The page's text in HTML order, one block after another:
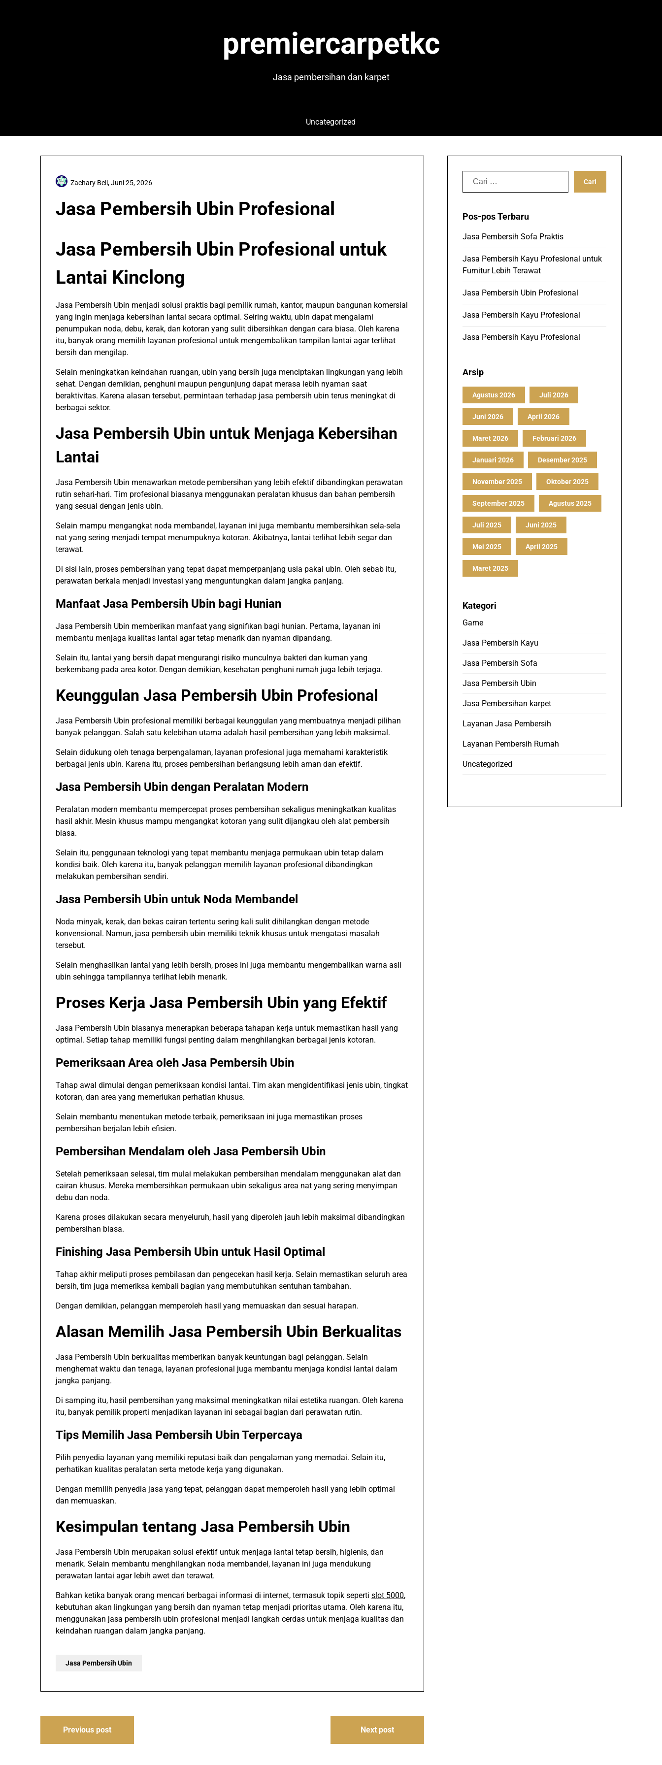
premiercarpetkc
Jasa pembersihan dan karpet
Uncategorized
Jasa Pembersih Ubin Profesional
Zachary Bell,Juni 25, 2026
Jasa Pembersih Ubin Profesional untuk
Lantai Kinclong
Jasa Pembersih Ubin menjadi solusi praktis bagi pemilik rumah, kantor, maupun bangunan komersial
yang ingin menjaga kebersihan lantai secara optimal. Seiring waktu, ubin dapat mengalami
penumpukan noda, debu, kerak, dan kotoran yang sulit dibersihkan dengan cara biasa. Oleh karena
itu, banyak orang memilih layanan profesional untuk mengembalikan tampilan lantai agar terlihat
bersih dan mengilap.
Selain meningkatkan keindahan ruangan, ubin yang bersih juga menciptakan lingkungan yang lebih
sehat. Dengan demikian, penghuni maupun pengunjung dapat merasa lebih nyaman saat
beraktivitas. Karena alasan tersebut, permintaan terhadap jasa pembersih ubin terus meningkat di
berbagai sektor.
Jasa Pembersih Ubin untuk Menjaga Kebersihan
Lantai
Jasa Pembersih Ubin menawarkan metode pembersihan yang lebih efektif dibandingkan perawatan
rutin sehari-hari. Tim profesional biasanya menggunakan peralatan khusus dan bahan pembersih
yang sesuai dengan jenis ubin.
Selain mampu mengangkat noda membandel, layanan ini juga membantu membersihkan sela-sela
nat yang sering menjadi tempat menumpuknya kotoran. Akibatnya, lantai terlihat lebih segar dan
terawat.
Di sisi lain, proses pembersihan yang tepat dapat memperpanjang usia pakai ubin. Oleh sebab itu,
perawatan berkala menjadi investasi yang menguntungkan dalam jangka panjang.
Manfaat Jasa Pembersih Ubin bagi Hunian
Jasa Pembersih Ubin memberikan manfaat yang signifikan bagi hunian. Pertama, layanan ini
membantu menjaga kualitas lantai agar tetap menarik dan nyaman dipandang.
Selain itu, lantai yang bersih dapat mengurangi risiko munculnya bakteri dan kuman yang
berkembang pada area kotor. Dengan demikian, kesehatan penghuni rumah juga lebih terjaga.
Keunggulan Jasa Pembersih Ubin Profesional
Jasa Pembersih Ubin profesional memiliki berbagai keunggulan yang membuatnya menjadi pilihan
banyak pelanggan. Salah satu kelebihan utama adalah hasil pembersihan yang lebih maksimal.
Selain didukung oleh tenaga berpengalaman, layanan profesional juga memahami karakteristik
berbagai jenis ubin. Karena itu, proses pembersihan berlangsung lebih aman dan efektif.
Jasa Pembersih Ubin dengan Peralatan Modern
Peralatan modern membantu mempercepat proses pembersihan sekaligus meningkatkan kualitas
hasil akhir. Mesin khusus mampu mengangkat kotoran yang sulit dijangkau oleh alat pembersih
biasa.
Selain itu, penggunaan teknologi yang tepat membantu menjaga permukaan ubin tetap dalam
kondisi baik. Oleh karena itu, banyak pelanggan memilih layanan profesional dibandingkan
melakukan pembersihan sendiri.
Jasa Pembersih Ubin untuk Noda Membandel
Noda minyak, kerak, dan bekas cairan tertentu sering kali sulit dihilangkan dengan metode
konvensional. Namun, jasa pembersih ubin memiliki teknik khusus untuk mengatasi masalah
tersebut.
Selain menghasilkan lantai yang lebih bersih, proses ini juga membantu mengembalikan warna asli
ubin sehingga tampilannya terlihat lebih menarik.
Proses Kerja Jasa Pembersih Ubin yang Efektif
Jasa Pembersih Ubin biasanya menerapkan beberapa tahapan kerja untuk memastikan hasil yang
optimal. Setiap tahap memiliki fungsi penting dalam menghilangkan berbagai jenis kotoran.
Pemeriksaan Area oleh Jasa Pembersih Ubin
Tahap awal dimulai dengan pemeriksaan kondisi lantai. Tim akan mengidentifikasi jenis ubin, tingkat
kotoran, dan area yang memerlukan perhatian khusus.
Selain membantu menentukan metode terbaik, pemeriksaan ini juga memastikan proses
pembersihan berjalan lebih efisien.
Pembersihan Mendalam oleh Jasa Pembersih Ubin
Setelah pemeriksaan selesai, tim mulai melakukan pembersihan mendalam menggunakan alat dan
cairan khusus. Mereka membersihkan permukaan ubin sekaligus area nat yang sering menyimpan
debu dan noda.
Karena proses dilakukan secara menyeluruh, hasil yang diperoleh jauh lebih maksimal dibandingkan
pembersihan biasa.
Finishing Jasa Pembersih Ubin untuk Hasil Optimal
Tahap akhir meliputi proses pembilasan dan pengecekan hasil kerja. Selain memastikan seluruh area
bersih, tim juga memeriksa kembali bagian yang membutuhkan sentuhan tambahan.
Dengan demikian, pelanggan memperoleh hasil yang memuaskan dan sesuai harapan.
Alasan Memilih Jasa Pembersih Ubin Berkualitas
Jasa Pembersih Ubin berkualitas memberikan banyak keuntungan bagi pelanggan. Selain
menghemat waktu dan tenaga, layanan profesional juga membantu menjaga kondisi lantai dalam
jangka panjang.
Di samping itu, hasil pembersihan yang maksimal meningkatkan nilai estetika ruangan. Oleh karena
itu, banyak pemilik properti menjadikan layanan ini sebagai bagian dari perawatan rutin.
Tips Memilih Jasa Pembersih Ubin Terpercaya
Pilih penyedia layanan yang memiliki reputasi baik dan pengalaman yang memadai. Selain itu,
perhatikan kualitas peralatan serta metode kerja yang digunakan.
Dengan memilih penyedia jasa yang tepat, pelanggan dapat memperoleh hasil yang lebih optimal
dan memuaskan.
Kesimpulan tentang Jasa Pembersih Ubin
Jasa Pembersih Ubin merupakan solusi efektif untuk menjaga lantai tetap bersih, higienis, dan
menarik. Selain membantu menghilangkan noda membandel, layanan ini juga mendukung
perawatan lantai agar lebih awet dan terawat.
Bahkan ketika banyak orang mencari berbagai informasi di internet, termasuk topik seperti slot 5000,
kebutuhan akan lingkungan yang bersih dan nyaman tetap menjadi prioritas utama. Oleh karena itu,
menggunakan jasa pembersih ubin profesional menjadi langkah cerdas untuk menjaga kualitas dan
keindahan ruangan dalam jangka panjang.
Jasa Pembersih Ubin
Navigasi
Previous post Next post
Cari
Pos-pos Terbaru
Jasa Pembersih Sofa Praktis
Jasa Pembersih Kayu Profesional untuk
Furnitur Lebih Terawat
Jasa Pembersih Ubin Profesional
Jasa Pembersih Kayu Profesional
Jasa Pembersih Kayu Profesional
Arsip
Agustus 2026 Juli 2026
Juni 2026 April 2026
Maret 2026 Februari 2026
Januari 2026 Desember 2025
November 2025 Oktober 2025
September 2025 Agustus 2025
Juli 2025 Juni 2025
Mei 2025 April 2025
Maret 2025
Kategori
Game
Jasa Pembersih Kayu
Jasa Pembersih Sofa
Jasa Pembersih Ubin
Jasa Pembersihan karpet
Layanan Jasa Pembersih
Layanan Pembersih Rumah
Uncategorized